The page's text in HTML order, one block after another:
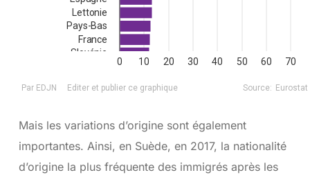
Mais les variations d’origine sont également
importantes. Ainsi, en Suède, en 2017, la nationalité
d’origine la plus fréquente des immigrés après les